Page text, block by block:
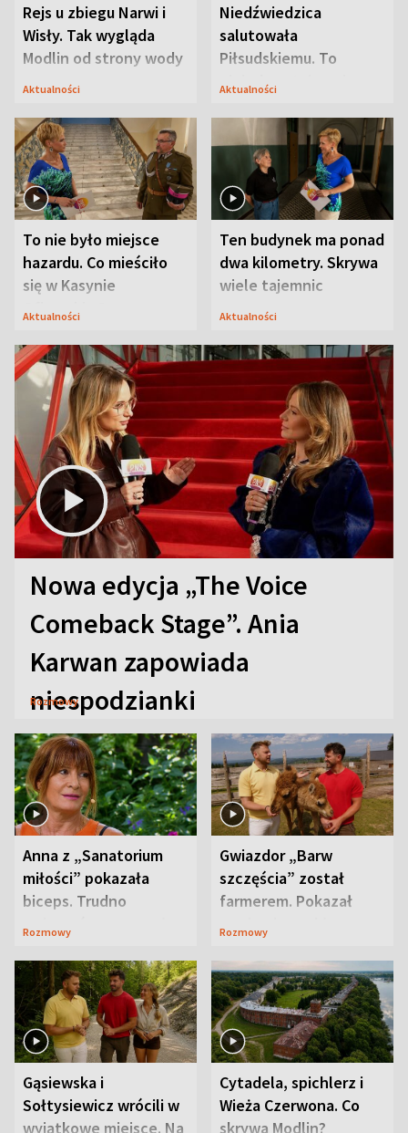
Rejs u zbiegu Narwi i
Wisły. Tak wygląda
Modlin od strony wody
Aktualności
Niedźwiedzica
salutowała
Piłsudskiemu. To
niejedyna tajemnica
Aktualności
To nie było miejsce
hazardu. Co mieściło
się w Kasynie
Oficerskim?
Aktualności
Ten budynek ma ponad
dwa kilometry. Skrywa
wiele tajemnic
Aktualności
Nowa edycja „The Voice
Comeback Stage”. Ania
Karwan zapowiada
niespodzianki
Rozmowy
Anna z „Sanatorium
miłości” pokazała
biceps. Trudno
uwierzyć, co przeszła
Rozmowy
Gwiazdor „Barw
szczęścia” został
farmerem. Pokazał
swoje niezwykłe
Rozmowy
Gąsiewska i
Sołtysiewicz wrócili w
wyjątkowe miejsce. Na
Cytadela, spichlerz i
Wieża Czerwona. Co
skrywa Modlin?